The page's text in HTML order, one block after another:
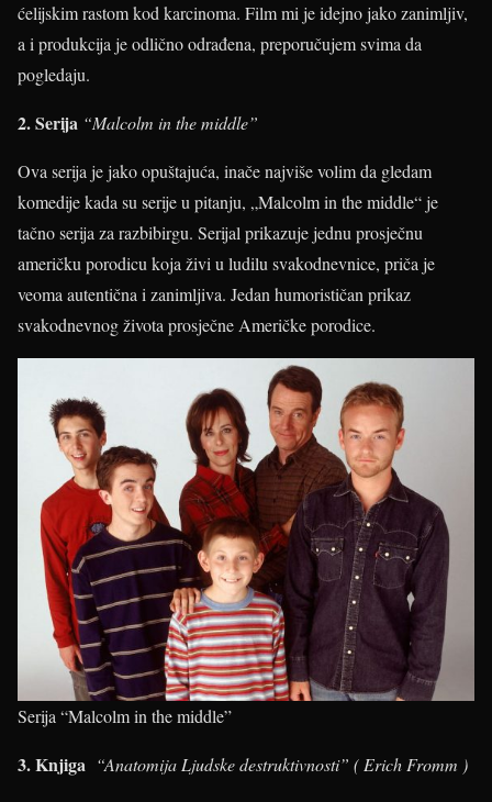
ćelijskim rastom kod karcinoma. Film mi je idejno jako zanimljiv,
a i produkcija je odlično odrađena, preporučujem svima da
pogledaju.
2. Serija “Malcolm in the middle”
Ova serija je jako opuštajuća, inače najviše volim da gledam
komedije kada su serije u pitanju, „Malcolm in the middle“ je
tačno serija za razbibirgu. Serijal prikazuje jednu prosječnu
američku porodicu koja živi u ludilu svakodnevnice, priča je
veoma autentična i zanimljiva. Jedan humorističan prikaz
svakodnevnog života prosječne Američke porodice.
Serija “Malcolm in the middle”
3.Knjiga “Anatomija Ljudske destruktivnosti” ( Erich Fromm )